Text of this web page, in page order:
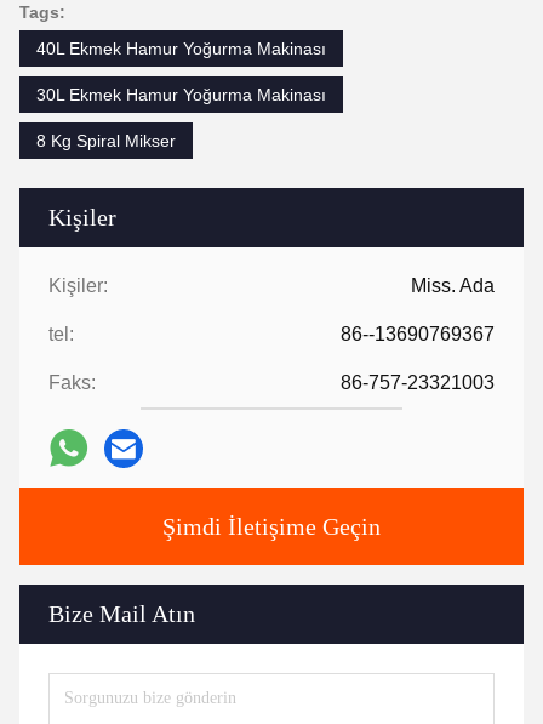
Kişiler
Kişiler: Miss. Ada
tel: 86--13690769367
Faks: 86-757-23321003
Şimdi İletişime Geçin
Bize Mail Atın
Tags:
40L Ekmek Hamur Yoğurma Makinası
30L Ekmek Hamur Yoğurma Makinası
8 Kg Spiral Mikser